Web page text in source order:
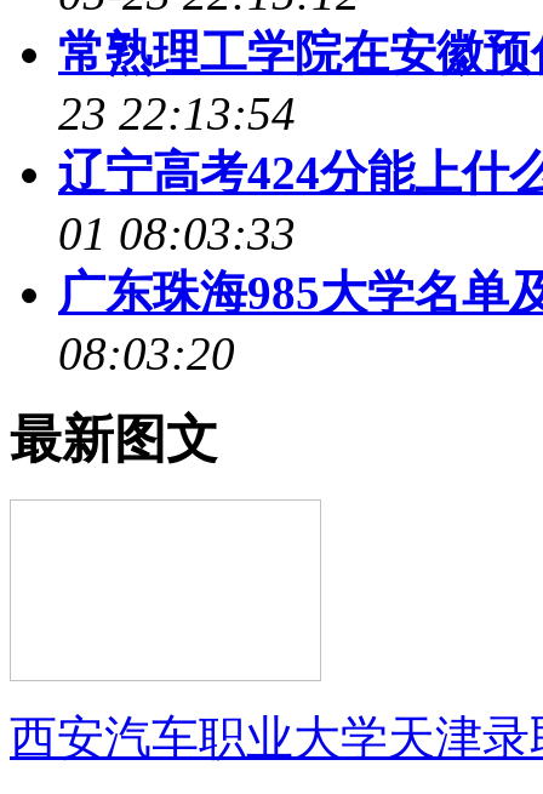
常熟理工学院在安徽
23 22:13:54
辽宁高考424分能上什
01 08:03:33
广东珠海985大学名单
08:03:20
最新图文
西安汽车职业大学天津录